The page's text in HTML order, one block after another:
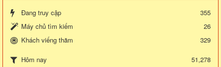
Đang truy cập
355
Máy chủ tìm kiếm
26
Khách viếng thăm
329
Hôm nay
51,278